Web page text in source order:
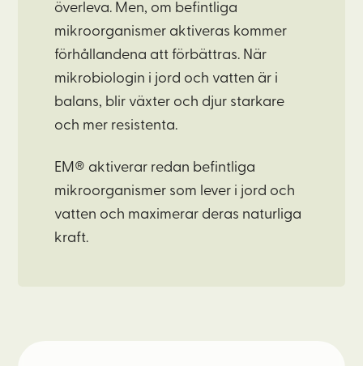
överleva. Men, om befintliga
mikroorganismer aktiveras kommer
förhållandena att förbättras. När
mikrobiologin i jord och vatten är i
balans, blir växter och djur starkare
och mer resistenta.
EM® aktiverar redan befintliga
mikroorganismer som lever i jord och
vatten och maximerar deras naturliga
kraft.